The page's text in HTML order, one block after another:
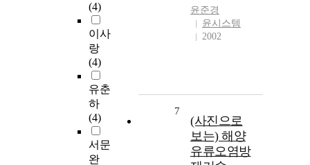
(4)
이사
랑
(4)
유춘
하
(4)
서문
완
윤준경
윤시스템
2002
7
(사진으로
보는) 해양
유류오염방